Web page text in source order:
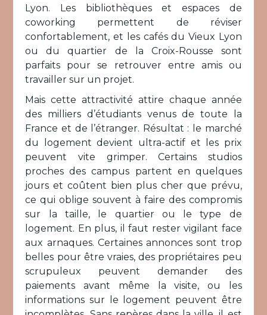
Lyon. Les bibliothèques et espaces de
coworking permettent de réviser
confortablement, et les cafés du Vieux Lyon
ou du quartier de la Croix-Rousse sont
parfaits pour se retrouver entre amis ou
travailler sur un projet.
Mais cette attractivité attire chaque année
des milliers d’étudiants venus de toute la
France et de l’étranger. Résultat : le marché
du logement devient ultra-actif et les prix
peuvent vite grimper. Certains studios
proches des campus partent en quelques
jours et coûtent bien plus cher que prévu,
ce qui oblige souvent à faire des compromis
sur la taille, le quartier ou le type de
logement. En plus, il faut rester vigilant face
aux arnaques. Certaines annonces sont trop
belles pour être vraies, des propriétaires peu
scrupuleux peuvent demander des
paiements avant même la visite, ou les
informations sur le logement peuvent être